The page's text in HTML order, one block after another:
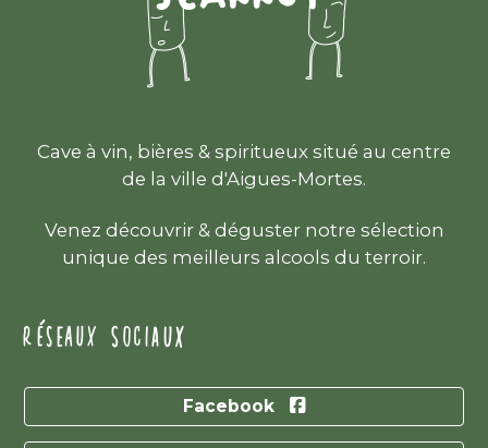
Cave à vin, bières & spiritueux situé au centre
de la ville d'Aigues-Mortes.
Venez découvrir & déguster notre sélection
unique des meilleurs alcools du terroir.
RÉSEAUX SOCIAUX
Facebook